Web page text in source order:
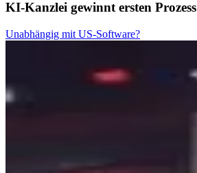
KI-Kanzlei gewinnt ersten Prozess
Unabhängig mit US-Software?